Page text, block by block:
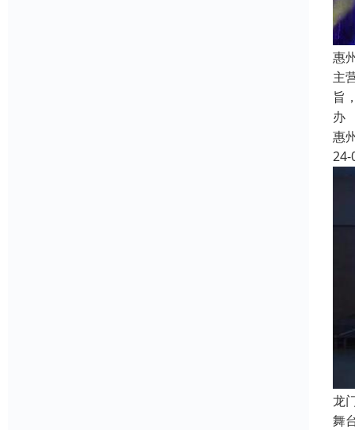
惠
主
旨
办
惠
24-
龙
舞